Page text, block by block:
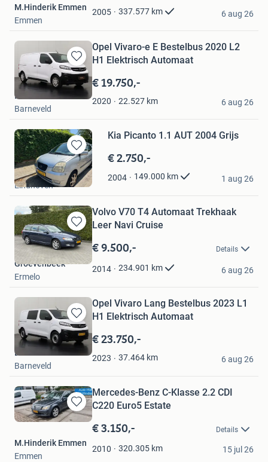
Favorieten2005 337.577 km
M.Hinderik Emmen
Emmen
6 aug 26
Bewaren
in
Mijn
Favorieten
Opel Vivaro-e E Bestelbus 2020 L2
H1 Elektrisch Automaat
€ 19.750,-
2020 22.527 km
Dutchvans.com
Barneveld
6 aug 26
Bewaren
in
Mijn
Favorieten
Kia Picanto 1.1 AUT 2004 Grijs
€ 2.750,-
2004 149.000 km
Eyob A
Eindhoven
1 aug 26
Bewaren
in
Mijn
Favorieten
Volvo V70 T4 Automaat Trekhaak
Leer Navi Cruise
€ 9.500,- Details
2014 234.901 km
Groevenbeek
Ermelo
6 aug 26
Bewaren
in
Mijn
Favorieten
Opel Vivaro Lang Bestelbus 2023 L1
H1 Elektrisch Automaat
€ 23.750,-
2023 37.464 km
Dutchvans.com
Barneveld
6 aug 26
Bewaren
in
Favorieten
Mercedes-Benz C-Klasse 2.2 CDI
C220 Euro5 Estate
€ 3.150,- Details
2010 320.305 km
M.Hinderik Emmen
Emmen
15 jul 26